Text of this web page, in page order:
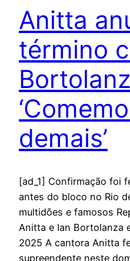
Anitta
término
demais’
[ad_1] Confirmação foi
antes do bloco no Rio
multidões e famosos
Anitta e Ian Bortolanza
2025 A cantora Anitta
supreendente neste